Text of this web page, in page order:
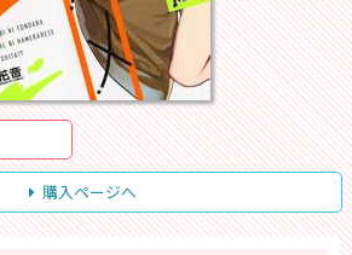
購入ページへ